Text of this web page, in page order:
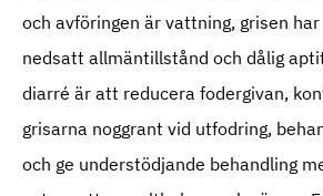
och avföringen är vattning, grisen har
nedsatt allmäntillstånd och dålig
diarré är att reducera fodergivan,
grisarna noggrant vid utfodring,
och ge understödjande behandling